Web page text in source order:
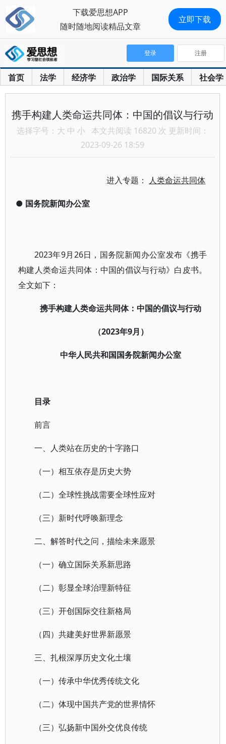
首页 法学 经济学 政治学 国际关系 社会学
登录 注册
携手构建人类命运共同体：中国的倡议与行动
选择字号： 大 中 小 本文共阅读 16820 次 更新时间：
2023-09-26 18:59
进入专题： 人类命运共同体
● 国务院新闻办公室
2023年9月26日，国务院新闻办公室发布《携手
构建人类命运共同体：中国的倡议与行动》白皮书。
全文如下：
携手构建人类命运共同体：中国的倡议与行动
（2023年9月）
中华人民共和国国务院新闻办公室
目录
前言
一、人类站在历史的十字路口
（一）相互依存是历史大势
（二）全球性挑战需要全球性应对
（三）新时代呼唤新理念
二、解答时代之问，描绘未来愿景
（一）确立国际关系新思路
（二）彰显全球治理新特征
（三）开创国际交往新格局
（四）共建美好世界新愿景
三、扎根深厚历史文化土壤
（一）传承中华优秀传统文化
（二）体现中国共产党的世界情怀
（三）弘扬新中国外交优良传统
下载爱思想APP
随时随地阅读精品文章
立即下载